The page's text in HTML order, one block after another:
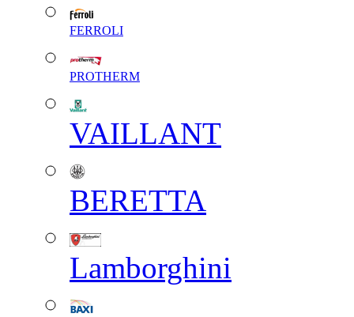
FERROLI
PROTHERM
VAILLANT
BERETTA
Lamborghini